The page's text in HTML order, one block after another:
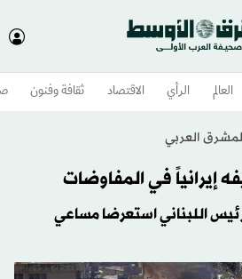
العالم الرأي الاقتصاد ثقافة وفنون
العربي
إيرانياً في المفاوضات
اللبناني استعرضا مساعي